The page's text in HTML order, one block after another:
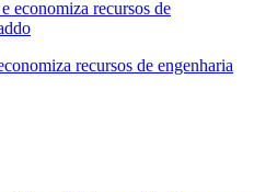
recursos de engenharia